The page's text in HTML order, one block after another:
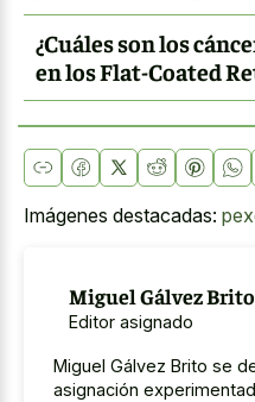
¿Cuáles son los
en los Flat-Coated
Imágenes destacadas:
Miguel Gálvez Brito
Editor asignado
Miguel Gálvez Brito se
asignación